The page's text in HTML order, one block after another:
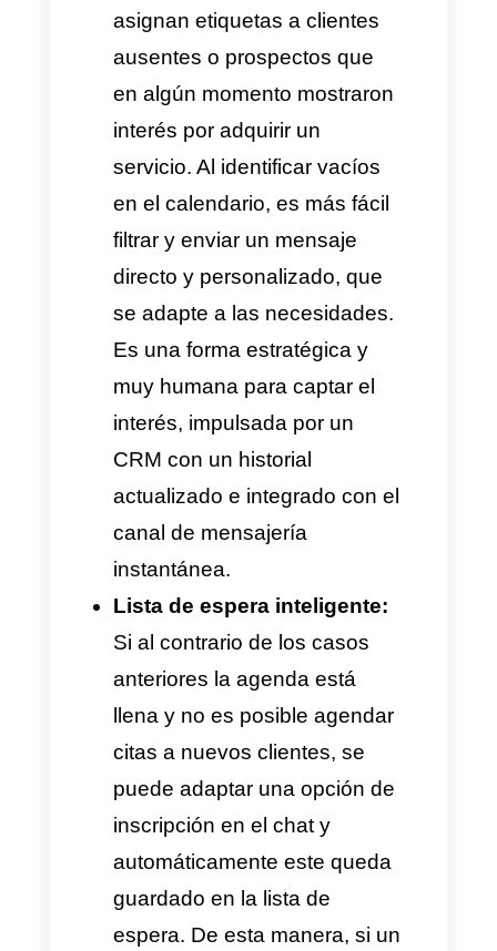
brindar las opciones de
disponibilidad. El sistema
automatizado puede arrojar
preguntas automáticas
inicialmente: tipo de consulta,
profesional de preferencia,
sede más cercana, entre
otros. Esto asegura que cada
cita en el calendario esté
registrada correctamente
según la necesidad solicitada.
Servicios B2B, logística y
eventos corporativos:
este tipo de industrias, las
reservas suelen ser masivas.
Por esta razón, el sistema
solicita algunos datos
necesarios para que la
reserva cumpla las
expectativas y necesidades
exactas del cliente: número